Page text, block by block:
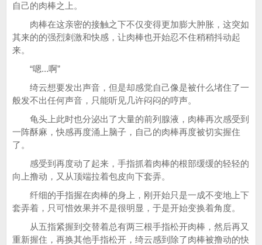
自己的肉棒之上。
肉棒在这亲密的接触之下不仅变得更加膨大肿胀，这突如
其来的的强烈刺激和快感，让肉棒也开始忍不住稍稍抖动起
来。
“嗯...啊”
绮云想要发出声音，但是却感觉自己像是被什么堵住了一
般发不出任何声音，只能听见几许闷闷的哼声。
龟头上此时也分泌出了大量的前列腺液，肉棒再次感受到
一阵酥麻，快感再度涌上脑子，自己的肉棒再度被切实握住
了。
感受到再度动了起来，手指抓着肉棒的根部缓缓的轻轻的
向上撸动，又从顶端拉着包皮向下套弄。
纤细的手指握在肉棒的身上，刚开始只是一成不变地上下
套弄着，只可惜效果并不是很明显，于是开始变换着角度。
从五指紧握到交替着总有两三根手指松开肉棒，然后再又
重新握住，再换其他手指松开，绮云感到除了肉棒被撸动的快